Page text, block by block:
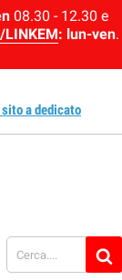
08.30 - 12.30 e
LINKEM: lun-ven.
sito a dedicato